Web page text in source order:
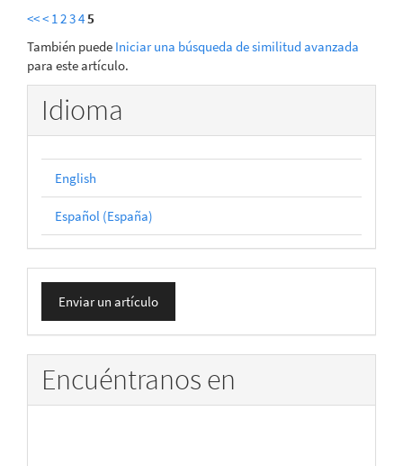
<<< 1 2345
También puede Iniciar una búsqueda de similitud avanzada
para este artículo.
Idioma
English
Español (España)
Enviar
un
artículo
Enviar un artículo
Encuéntranos en